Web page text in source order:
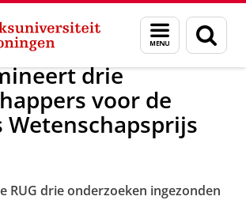
Menu
en
zoeken
Nieuws Nieuwsberichten
drie
voor de
Wetenschapsprijs
RUG drie onderzoeken ingezonden